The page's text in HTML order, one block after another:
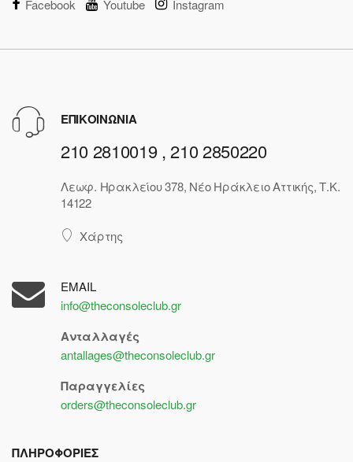
Facebook Youtube Instagram
ΕΠΙΚΟΙΝΩΝΙΑ
210 2810019 , 210 2850220
Λεωφ. Ηρακλείου 378, Νέο Ηράκλειο Αττικής, Τ.Κ.
14122
Χάρτης
EMAIL
info@theconsoleclub.gr
Ανταλλαγές
antallages@theconsoleclub.gr
Παραγγελίες
orders@theconsoleclub.gr
ΠΛΗΡΟΦΟΡΙΕΣ